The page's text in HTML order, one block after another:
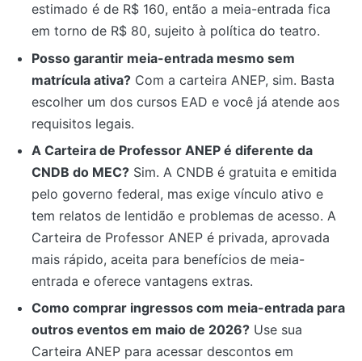
estimado é de R$ 160, então a meia-entrada fica
em torno de R$ 80, sujeito à política do teatro.
Posso garantir meia-entrada mesmo sem
matrícula ativa? Com a carteira ANEP, sim. Basta
escolher um dos cursos EAD e você já atende aos
requisitos legais.
A Carteira de Professor ANEP é diferente da
CNDB do MEC? Sim. A CNDB é gratuita e emitida
pelo governo federal, mas exige vínculo ativo e
tem relatos de lentidão e problemas de acesso. A
Carteira de Professor ANEP é privada, aprovada
mais rápido, aceita para benefícios de meia-
entrada e oferece vantagens extras.
Como comprar ingressos com meia-entrada para
outros eventos em maio de 2026? Use sua
Carteira ANEP para acessar descontos em